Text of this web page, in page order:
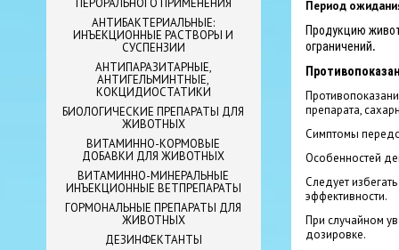
ПЕРОРАЛЬНОГО ПРИМЕНЕНИЯ
АНТИБАКТЕРИАЛЬНЫЕ:
ИНЪЕКЦИОННЫЕ РАСТВОРЫ И
СУСПЕНЗИИ
АНТИПАРАЗИТАРНЫЕ,
АНТИГЕЛЬМИНТНЫЕ,
КОКЦИДИОСТАТИКИ
БИОЛОГИЧЕСКИЕ ПРЕПАРАТЫ ДЛЯ
ЖИВОТНЫХ
ВИТАМИННО-КОРМОВЫЕ
ДОБАВКИ ДЛЯ ЖИВОТНЫХ
ВИТАМИННО-МИНЕРАЛЬНЫЕ
ИНЪЕКЦИОННЫЕ ВЕТПРЕПАРАТЫ
ГОРМОНАЛЬНЫЕ ПРЕПАРАТЫ ДЛЯ
ЖИВОТНЫХ
ДЕЗИНФЕКТАНТЫ
Период
Продукцию
ограничений.
препарата,
Симптомы
Особенностей
Следует
эффективности.
При случайном
дозировке.